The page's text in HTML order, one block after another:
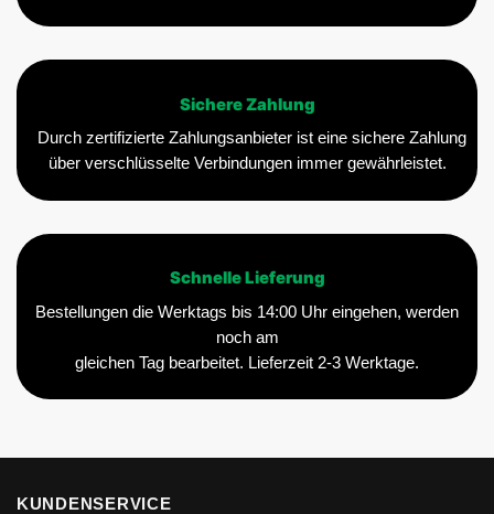
Sichere Zahlung
Durch zertifizierte Zahlungsanbieter ist eine sichere Zahlung
über verschlüsselte Verbindungen immer gewährleistet.
Schnelle Lieferung
Bestellungen die Werktags bis 14:00 Uhr eingehen, werden
noch am
gleichen Tag bearbeitet. Lieferzeit 2-3 Werktage.
KUNDENSERVICE